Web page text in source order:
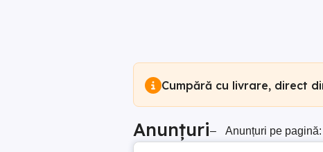
Cumpără cu livrare, direct
Anunțuri– Anunțuri pe pagină: